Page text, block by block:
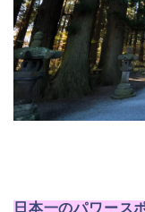
日本一のパワース